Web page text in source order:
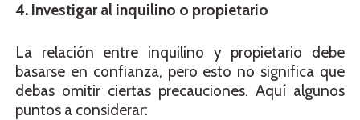
4. Investigar al inquilino o propietario
La relación entre inquilino y propietario debe
basarse en confianza, pero esto no significa que
debas omitir ciertas precauciones. Aquí algunos
puntos a considerar: